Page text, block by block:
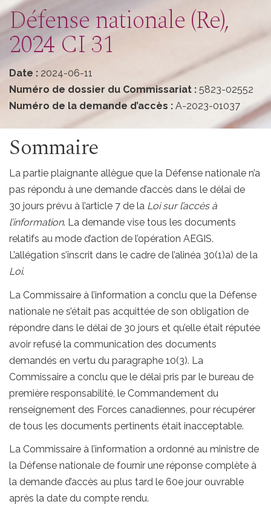
Défense nationale (Re),
2024 CI 31
Date : 2024-06-11
Numéro de dossier du Commissariat : 5823-02552
Numéro de la demande d’accès : A-2023-01037
Sommaire
La partie plaignante allègue que la Défense nationale n’a
pas répondu à une demande d’accès dans le délai de
30 jours prévu à l’article 7 de la Loi sur l’accès à
l’information. La demande vise tous les documents
relatifs au mode d’action de l’opération AEGIS.
L’allégation s’inscrit dans le cadre de l’alinéa 30(1)a) de la
Loi.
La Commissaire à l’information a conclu que la Défense
nationale ne s’était pas acquittée de son obligation de
répondre dans le délai de 30 jours et qu’elle était réputée
avoir refusé la communication des documents
demandés en vertu du paragraphe 10(3). La
Commissaire a conclu que le délai pris par le bureau de
première responsabilité, le Commandement du
renseignement des Forces canadiennes, pour récupérer
de tous les documents pertinents était inacceptable.
La Commissaire à l’information a ordonné au ministre de
la Défense nationale de fournir une réponse complète à
la demande d’accès au plus tard le 60e jour ouvrable
après la date du compte rendu.